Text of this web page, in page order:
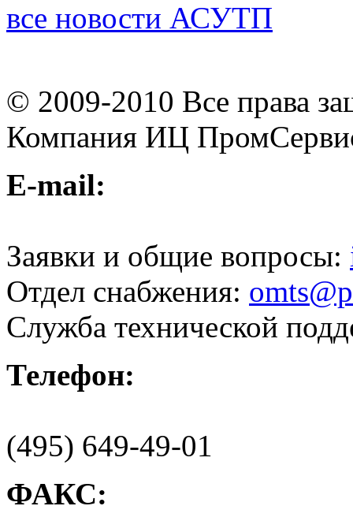
все новости АСУТП
© 2009-2010 Все права
Компания ИЦ
E-mail:
Заявки и общие вопросы:
Отдел снабжения:
Служба технической
Телефон:
(495) 649-49-01
ФАКС: